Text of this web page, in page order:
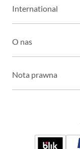
International
O nas
Nota prawna